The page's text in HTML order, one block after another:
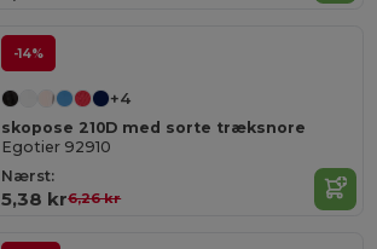
-14%
+4
skopose 210D med sorte træksnore
Egotier 92910
Nærst:
5,38 kr6,26 kr